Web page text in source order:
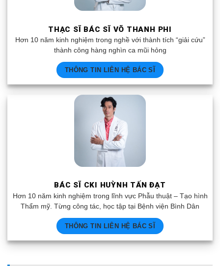
THẠC SĨ BÁC SĨ VÕ THANH PHI
Hơn 10 năm kinh nghiệm trong nghề với thành tích “giải cứu”
thành công hàng nghìn ca mũi hỏng
THÔNG TIN LIÊN HỆ BÁC SĨ
BÁC SĨ CKI HUỲNH TẤN ĐẠT
Hơn 10 năm kinh nghiệm trong lĩnh vực Phẫu thuật – Tạo hình
Thẩm mỹ. Từng công tác, học tập tại Bệnh viện Bình Dân
THÔNG TIN LIÊN HỆ BÁC SĨ